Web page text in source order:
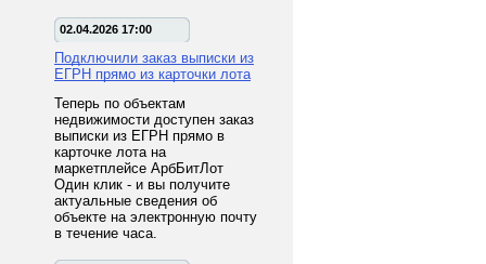
02.04.2026 17:00
Подключили заказ выписки из
ЕГРН прямо из карточки лота
Теперь по объектам
недвижимости доступен заказ
выписки из ЕГРН прямо в
карточке лота на
маркетплейсе АрбБитЛот
Один клик - и вы получите
актуальные сведения об
объекте на электронную почту
в течение часа.